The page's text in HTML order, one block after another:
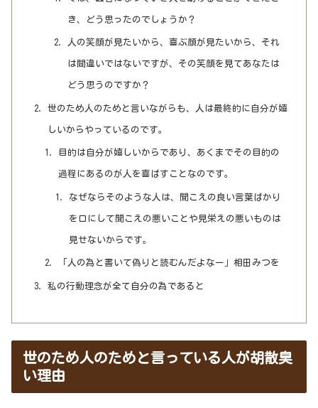
き、どう思ったのでしょうか？
人の笑顔が見たいから、喜ぶ顔が見たいから、それ
は間違いではないですが、その笑顔を見てあなたは
どう思うのですか？
世のため人のためと言いながらも、人は最終的に自分が嬉
しいからやっているのです。
目的は自分が嬉しいからであり、あくまでその目的の
過程にあるのが人を喜ばすことなのです。
なぜならそのような人は、聞こえの良い言葉ばかり
を口にして聞こえの悪いことや見栄えの悪いものは
見せないからです。
「人の為と書いて偽りと読むんだよなー」相田みつを
私の行動理念が全て自分の為であると
世のため人のためと言っている人が胡散臭
い理由